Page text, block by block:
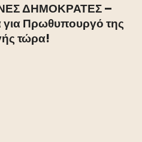
ΔΗΜΟΚΡΑΤΕΣ –
Πρωθυπουργό της
τώρα!